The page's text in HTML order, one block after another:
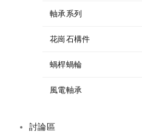
軸承系列
花崗石構件
蝸桿蝸輪
風電軸承
討論區